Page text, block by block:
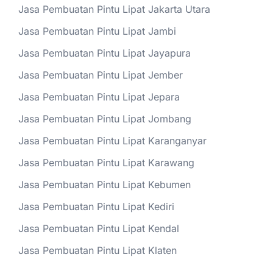
Jasa Pembuatan Pintu Lipat Jakarta Utara
Jasa Pembuatan Pintu Lipat Jambi
Jasa Pembuatan Pintu Lipat Jayapura
Jasa Pembuatan Pintu Lipat Jember
Jasa Pembuatan Pintu Lipat Jepara
Jasa Pembuatan Pintu Lipat Jombang
Jasa Pembuatan Pintu Lipat Karanganyar
Jasa Pembuatan Pintu Lipat Karawang
Jasa Pembuatan Pintu Lipat Kebumen
Jasa Pembuatan Pintu Lipat Kediri
Jasa Pembuatan Pintu Lipat Kendal
Jasa Pembuatan Pintu Lipat Klaten